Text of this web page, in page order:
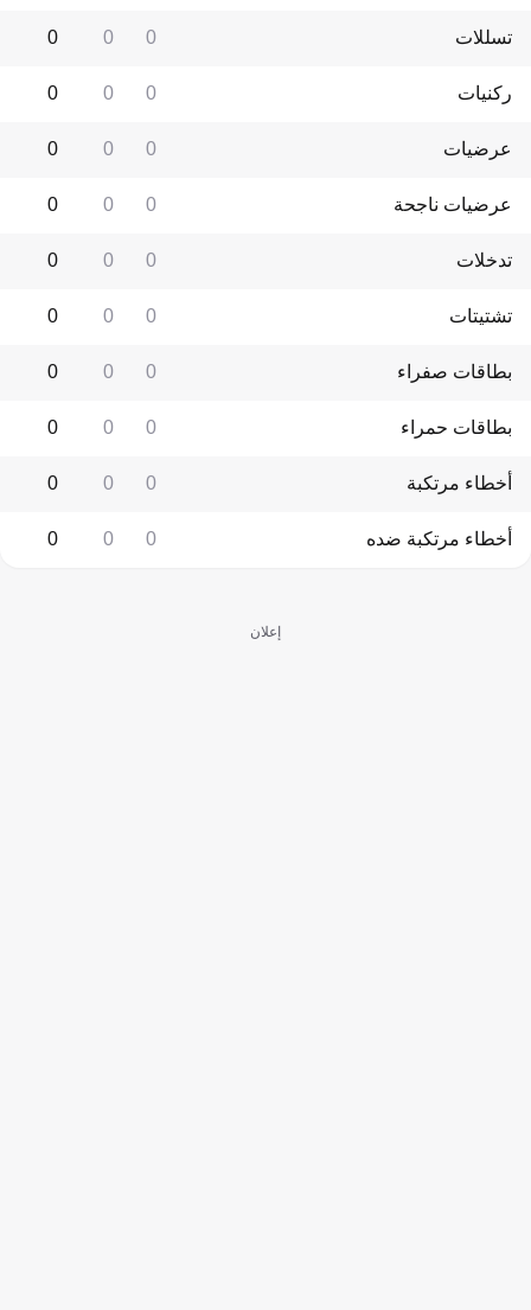
تسللات 0
0
0
ركنيات 0
0
0
عرضيات 0
0
0
عرضيات ناجحة 0
0
0
تدخلات 0
0
0
تشتيتات 0
0
0
بطاقات صفراء 0
0
0
بطاقات حمراء 0
0
0
أخطاء مرتكبة 0
0
0
أخطاء مرتكبة ضده 0
0
0
إعلان